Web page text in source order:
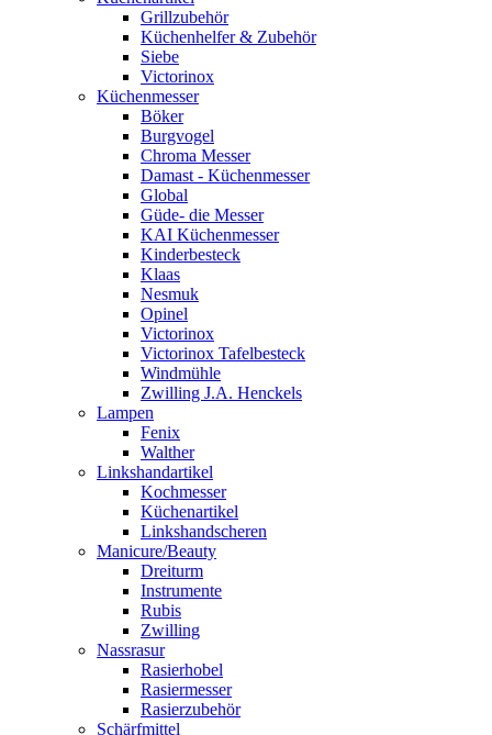
Grillzubehör
Küchenhelfer & Zubehör
Siebe
Victorinox
Küchenmesser
Böker
Burgvogel
Chroma Messer
Damast - Küchenmesser
Global
Güde- die Messer
KAI Küchenmesser
Kinderbesteck
Klaas
Nesmuk
Opinel
Victorinox
Victorinox Tafelbesteck
Windmühle
Zwilling J.A. Henckels
Lampen
Fenix
Walther
Linkshandartikel
Kochmesser
Küchenartikel
Linkshandscheren
Manicure/Beauty
Dreiturm
Instrumente
Rubis
Zwilling
Nassrasur
Rasierhobel
Rasiermesser
Rasierzubehör
Schärfmittel